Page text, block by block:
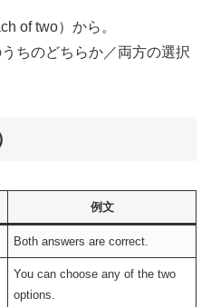
of two）から。
ちのどちらか／両方の選択
例文
Both answers are correct.
You can choose any of the two
options.